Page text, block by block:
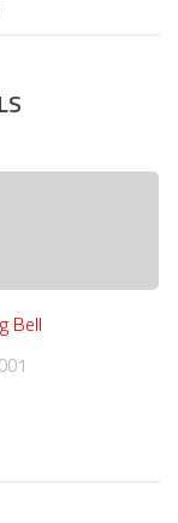
Bell